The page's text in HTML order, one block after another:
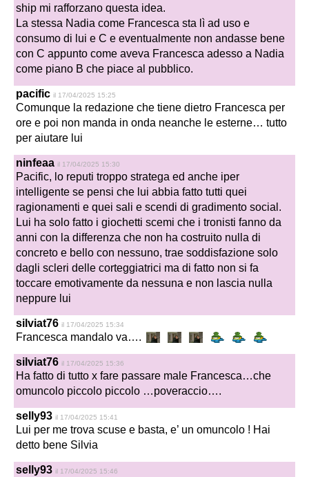
ship mi rafforzano questa idea.
La stessa Nadia come Francesca sta lì ad uso e
consumo di lui e C e eventualmente non andasse bene
con C appunto come aveva Francesca adesso a Nadia
come piano B che piace al pubblico.
pacific il 17/04/2025 15:25
Comunque la redazione che tiene dietro Francesca per
ore e poi non manda in onda neanche le esterne… tutto
per aiutare lui
ninfeaa il 17/04/2025 15:30
Pacific, lo reputi troppo stratega ed anche iper
intelligente se pensi che lui abbia fatto tutti quei
ragionamenti e quei sali e scendi di gradimento social.
Lui ha solo fatto i giochetti scemi che i tronisti fanno da
anni con la differenza che non ha costruito nulla di
concreto e bello con nessuno, trae soddisfazione solo
dagli scleri delle corteggiatrici ma di fatto non si fa
toccare emotivamente da nessuna e non lascia nulla
neppure lui
silviat76 il 17/04/2025 15:34
Francesca mandalo va….
silviat76 il 17/04/2025 15:36
Ha fatto di tutto x fare passare male Francesca…che
omuncolo piccolo piccolo …poveraccio….
selly93 il 17/04/2025 15:41
Lui per me trova scuse e basta, e’ un omuncolo ! Hai
detto bene Silvia
selly93 il 17/04/2025 15:46